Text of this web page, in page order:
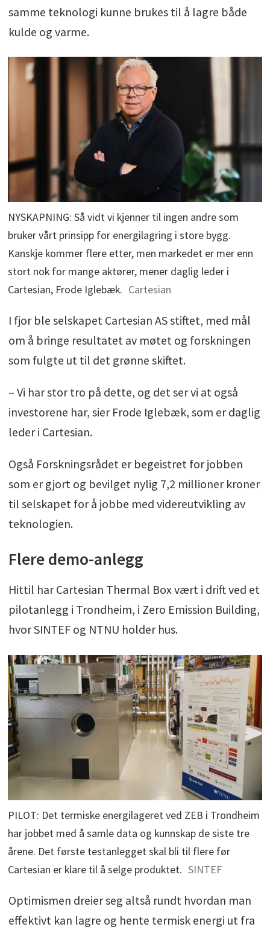
samme teknologi kunne brukes til å lagre både
kulde og varme.
NYSKAPNING: Så vidt vi kjenner til ingen andre som
bruker vårt prinsipp for energilagring i store bygg.
Kanskje kommer flere etter, men markedet er mer enn
stort nok for mange aktører, mener daglig leder i
Cartesian, Frode Iglebæk. Cartesian
I fjor ble selskapet Cartesian AS stiftet, med mål
om å bringe resultatet av møtet og forskningen
som fulgte ut til det grønne skiftet.
– Vi har stor tro på dette, og det ser vi at også
investorene har, sier Frode Iglebæk, som er daglig
leder i Cartesian.
Også Forskningsrådet er begeistret for jobben
som er gjort og bevilget nylig 7,2 millioner kroner
til selskapet for å jobbe med videreutvikling av
teknologien.
Flere demo-anlegg
Hittil har Cartesian Thermal Box vært i drift ved et
pilotanlegg i Trondheim, i Zero Emission Building,
hvor SINTEF og NTNU holder hus.
PILOT: Det termiske energilageret ved ZEB i Trondheim
har jobbet med å samle data og kunnskap de siste tre
årene. Det første testanlegget skal bli til flere før
Cartesian er klare til å selge produktet. SINTEF
Optimismen dreier seg altså rundt hvordan man
effektivt kan lagre og hente termisk energi ut fra